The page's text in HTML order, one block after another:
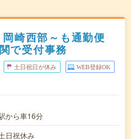
崎西部～も通勤便
で受付事務
土日祝日が休み WEB登録OK
から車16分
日祝休み